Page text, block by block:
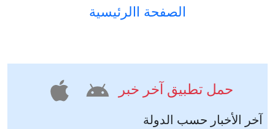
الصفحة االرئيسية
حمل تطبيق آخر خبر
آخر الأخبار حسب الدولة